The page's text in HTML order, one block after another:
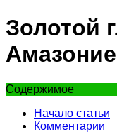
Золотой
Содержимое
Начало статьи
Комментарии